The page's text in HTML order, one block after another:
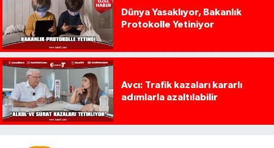
Dünya Yasaklıyor, Bakanlık
Protokolle Yetiniyor
Avcı: Trafik kazaları kararlı
adımlarla azaltılabilir